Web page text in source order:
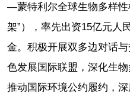
—蒙特利尔全球生物多样性
架”），率先出资15亿元人
金。积极开展双多边对话
色发展国际联盟，深化生
推动国际环境公约履约，